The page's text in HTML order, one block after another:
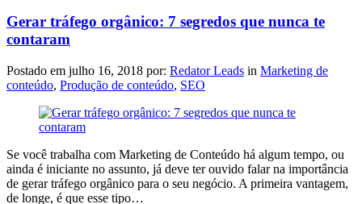
Gerar tráfego orgânico: 7 segredos que nunca te
contaram
Postado em julho 16, 2018 por: Redator Leads in Marketing de
conteúdo, Produção de conteúdo, SEO
Se você trabalha com Marketing de Conteúdo há algum tempo, ou
ainda é iniciante no assunto, já deve ter ouvido falar na importância
de gerar tráfego orgânico para o seu negócio. A primeira vantagem,
de longe, é que esse tipo…